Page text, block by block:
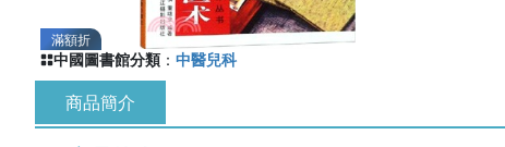
滿額折
中國圖書館分類 ： 中醫兒科
商品簡介